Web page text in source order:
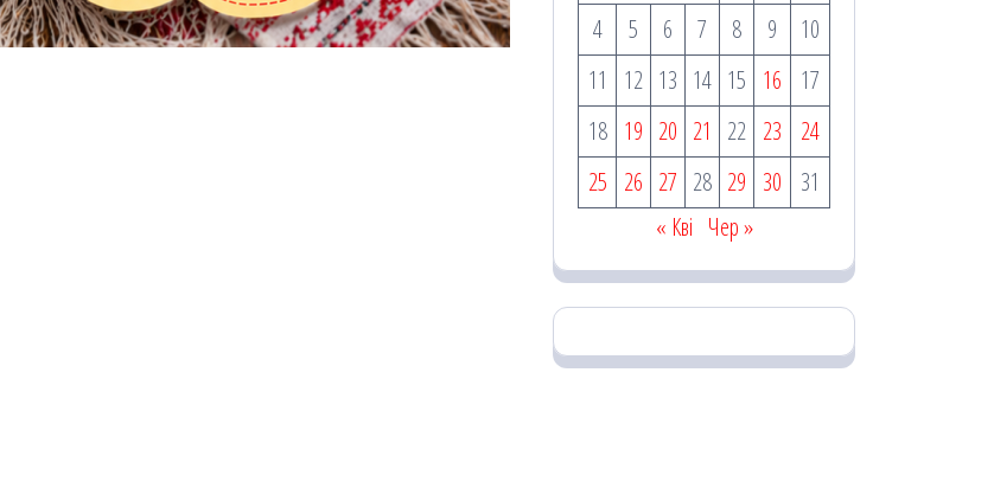
4
5 6 7 8 9
10
11
12 13 14 15 16
17
18 19 20 21 22 23
24
25 26 27 28 29 30
31
« Кві Чер »